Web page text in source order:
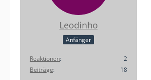
Leodinho
Anfänger
Reaktionen
2
Beiträge
18